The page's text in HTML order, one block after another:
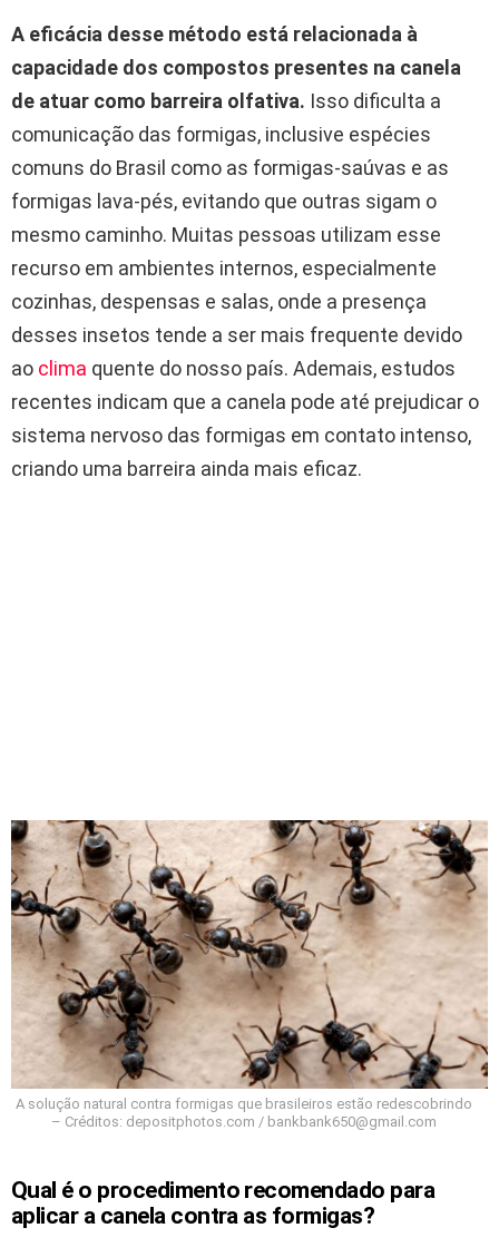
A eficácia desse método está relacionada à
capacidade dos compostos presentes na canela
de atuar como barreira olfativa. Isso dificulta a
comunicação das formigas, inclusive espécies
comuns do Brasil como as formigas-saúvas e as
formigas lava-pés, evitando que outras sigam o
mesmo caminho. Muitas pessoas utilizam esse
recurso em ambientes internos, especialmente
cozinhas, despensas e salas, onde a presença
desses insetos tende a ser mais frequente devido
ao clima quente do nosso país. Ademais, estudos
recentes indicam que a canela pode até prejudicar o
sistema nervoso das formigas em contato intenso,
criando uma barreira ainda mais eficaz.
A solução natural contra formigas que brasileiros estão redescobrindo
– Créditos: depositphotos.com / bankbank650@gmail.com
Qual é o procedimento recomendado para
aplicar a canela contra as formigas?